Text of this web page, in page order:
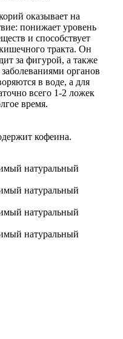
оказывает на
понижает уровень
и способствует
тракта. Он
за фигурой, а также
органов
в воде, а для
всего 1-2 ложек
время.
кофеина.